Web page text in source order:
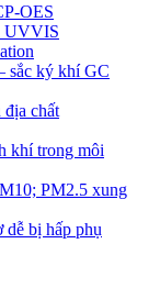
OES
UVVIS
sắc ký khí GC
địa chất
khí trong môi
PM2.5 xung
dễ bị hấp phụ